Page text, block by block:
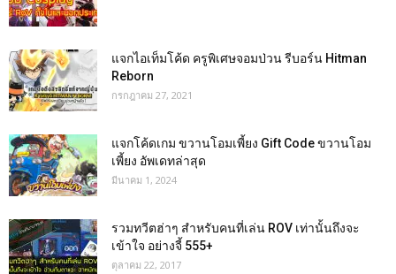
แจกไอเท็มโค้ด ครูพิเศษจอมป่วน รีบอร์น Hitman
Reborn
กรกฎาคม 27, 2021
แจกโค้ดเกม ขวานโอมเพี้ยง Gift Code ขวานโอม
เพี้ยง อัพเดทล่าสุด
มีนาคม 1, 2024
รวมทวีตฮ่าๆ สำหรับคนที่เล่น ROV เท่านั้นถึงจะ
เข้าใจ อย่างจี้ 555+
ตุลาคม 22, 2017